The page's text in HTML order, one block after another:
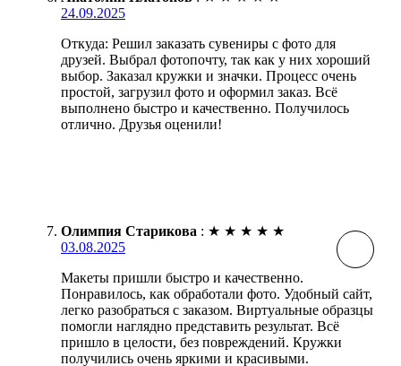
24.09.2025
Откуда: Решил заказать сувениры с фото для
друзей. Выбрал фотопочту, так как у них хороший
выбор. Заказал кружки и значки. Процесс очень
простой, загрузил фото и оформил заказ. Всё
выполнено быстро и качественно. Получилось
отлично. Друзья оценили!
Олимпия Старикова : ★ ★ ★ ★ ★
03.08.2025
Макеты пришли быстро и качественно.
Понравилось, как обработали фото. Удобный сайт,
легко разобраться с заказом. Виртуальные образцы
помогли наглядно представить результат. Всё
пришло в целости, без повреждений. Кружки
получились очень яркими и красивыми.